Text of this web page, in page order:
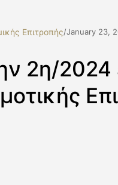
Επιτροπής/January 23,
2η/2024